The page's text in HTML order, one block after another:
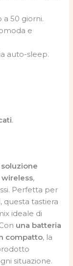
a 50 giorni.
e
auto-sleep.
.
soluzione
wireless,
Perfetta per
, questa tastiera
ideale di
una batteria
compatto, la
situazione.